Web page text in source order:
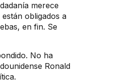
merece
obligados a
en fin. Se
No ha
Ronald